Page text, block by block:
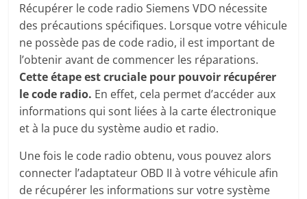
Récupérer le code radio Siemens VDO nécessite
des précautions spécifiques. Lorsque votre véhicule
ne possède pas de code radio, il est important de
l’obtenir avant de commencer les réparations.
Cette étape est cruciale pour pouvoir récupérer
le code radio. En effet, cela permet d’accéder aux
informations qui sont liées à la carte électronique
et à la puce du système audio et radio.
Une fois le code radio obtenu, vous pouvez alors
connecter l’adaptateur OBD II à votre véhicule afin
de récupérer les informations sur votre système